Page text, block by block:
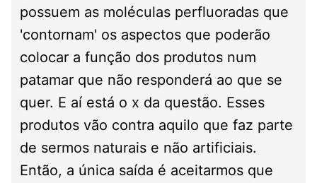
possuem as moléculas perfluoradas que
'contornam' os aspectos que poderão
colocar a função dos produtos num
patamar que não responderá ao que se
quer. E aí está o x da questão. Esses
produtos vão contra aquilo que faz parte
de sermos naturais e não artificiais.
Então, a única saída é aceitarmos que